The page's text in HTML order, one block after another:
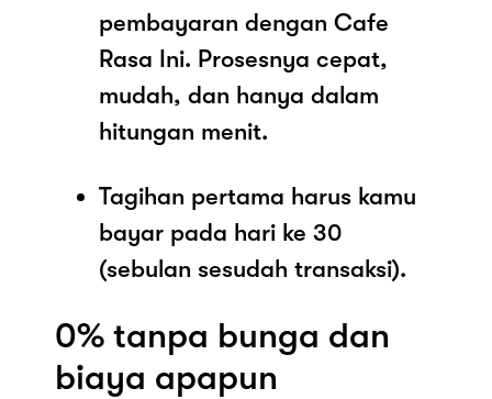
pembayaran dengan Cafe
Rasa Ini. Prosesnya cepat,
mudah, dan hanya dalam
hitungan menit.
Tagihan pertama harus kamu
bayar pada hari ke 30
(sebulan sesudah transaksi).
0% tanpa bunga dan
biaya apapun